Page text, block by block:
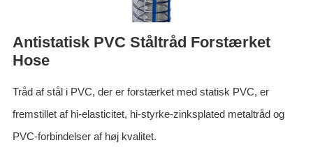
Antistatisk PVC Ståltråd Forstærket
Hose
Tråd af stål i PVC, der er forstærket med statisk PVC, er
fremstillet af hi-elasticitet, hi-styrke-zinksplated metaltråd og
PVC-forbindelser af høj kvalitet.